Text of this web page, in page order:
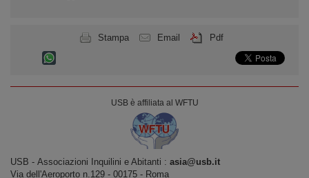
Stampa Email Pdf
USB è affiliata al WFTU
USB ‐ Associazioni Inquilini e Abitanti : asia@usb.it
Via dell'Aeroporto n.129 ‐ 00175 ‐ Roma